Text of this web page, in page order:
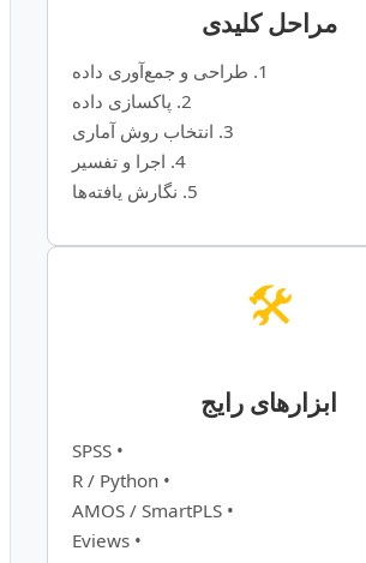
مراحل کلیدی
1. طراحی و جمع‌آوری داده
2. پاکسازی داده
3. انتخاب روش آماری
4. اجرا و تفسیر
5. نگارش یافته‌ها
🛠️
ابزارهای رایج
• SPSS
• R / Python
• AMOS / SmartPLS
• Eviews